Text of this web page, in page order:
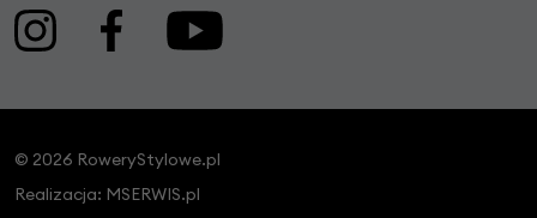
© 2026 RoweryStylowe.pl
Realizacja: MSERWIS.pl